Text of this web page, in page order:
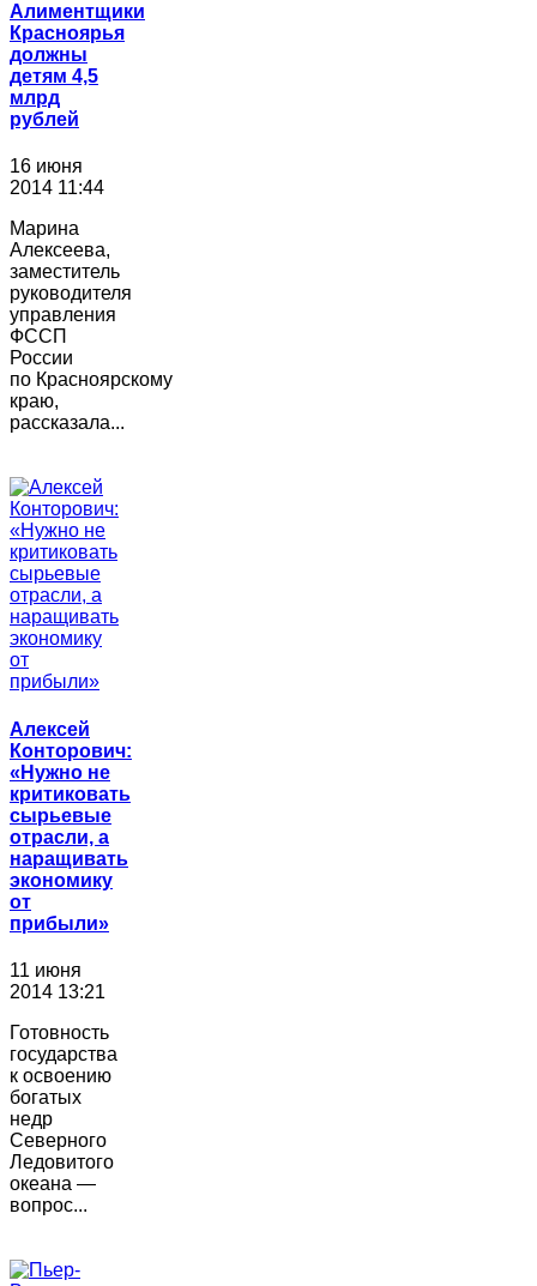
Алиментщики
Красноярья
должны
детям 4,5
млрд
рублей
16 июня
2014 11:44
Марина
Алексеева,
заместитель
руководителя
управления
ФССП
России
по Красноярскому
краю,
рассказала...
Алексей
Конторович:
«Нужно не
критиковать
сырьевые
отрасли, а
наращивать
экономику
от
прибыли»
11 июня
2014 13:21
Готовность
государства
к освоению
богатых
недр
Северного
Ледовитого
океана —
вопрос...